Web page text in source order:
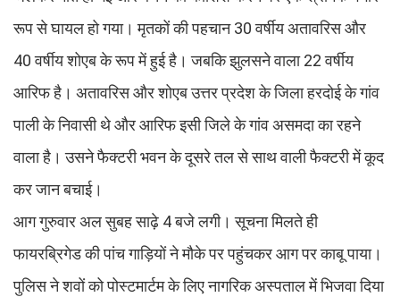
रूप से घायल हो गया। मृतकों की पहचान 30 वर्षीय अतावरिस और
40 वर्षीय शोएब के रूप में हुई है। जबकि झुलसने वाला 22 वर्षीय
आरिफ है। अतावरिस और शोएब उत्तर प्रदेश के जिला हरदोई के गांव
पाली के निवासी थे और आरिफ इसी जिले के गांव असमदा का रहने
वाला है। उसने फैक्टरी भवन के दूसरे तल से साथ वाली फैक्टरी में कूद
कर जान बचाई।
आग गुरुवार अल सुबह साढ़े 4 बजे लगी। सूचना मिलते ही
फायरब्रिगेड की पांच गाड़ियों ने मौके पर पहुंचकर आग पर काबू पाया।
पुलिस ने शवों को पोस्टमार्टम के लिए नागरिक अस्पताल में भिजवा दिया